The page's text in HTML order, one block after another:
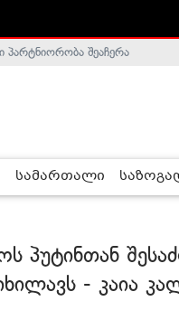
- ჰელსინკის
სამართალი
პუტინთან
- კაია